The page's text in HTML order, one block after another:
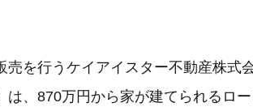
を行うケイアイスター不動産株式
は、870万円から家が建てられるロ